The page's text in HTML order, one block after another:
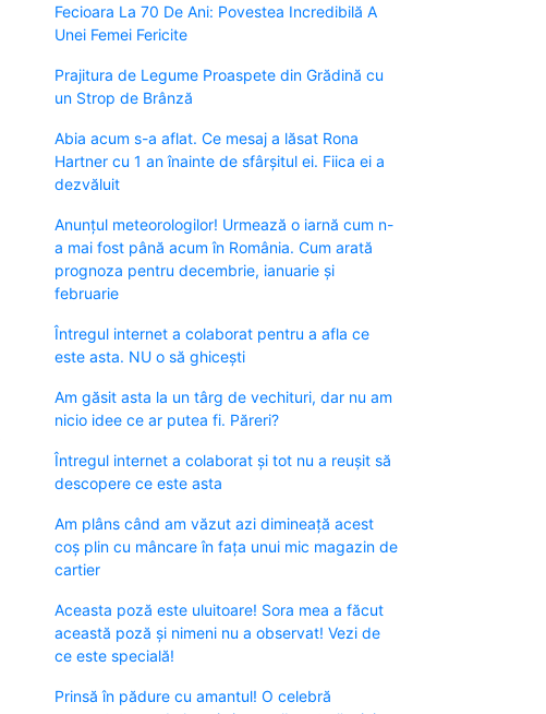
Fecioara La 70 De Ani: Povestea Incredibilă A
Unei Femei Fericite
Prajitura de Legume Proaspete din Grădină cu
un Strop de Brânză
Abia acum s-a aflat. Ce mesaj a lăsat Rona
Hartner cu 1 an înainte de sfârșitul ei. Fiica ei a
dezvăluit
Anunțul meteorologilor! Urmează o iarnă cum n-
a mai fost până acum în România. Cum arată
prognoza pentru decembrie, ianuarie și
februarie
Întregul internet a colaborat pentru a afla ce
este asta. NU o să ghicești
Am găsit asta la un târg de vechituri, dar nu am
nicio idee ce ar putea fi. Păreri?
Întregul internet a colaborat și tot nu a reușit să
descopere ce este asta
Am plâns când am văzut azi dimineață acest
coș plin cu mâncare în fața unui mic magazin de
cartier
Aceasta poză este uluitoare! Sora mea a făcut
această poză și nimeni nu a observat! Vezi de
ce este specială!
Prinsă în pădure cu amantul! O celebră